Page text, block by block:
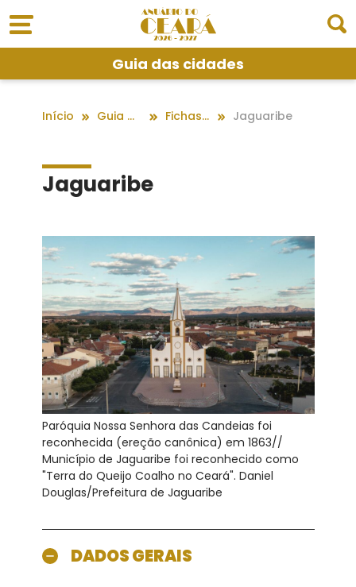
Guia das cidades
Início Guia das cidades Fichas dos Municípios Jaguaribe
Jaguaribe
Paróquia Nossa Senhora das Candeias foi
reconhecida (ereção canônica) em 1863//
Município de Jaguaribe foi reconhecido como
"Terra do Queijo Coalho no Ceará". Daniel
Douglas/Prefeitura de Jaguaribe
DADOS GERAIS